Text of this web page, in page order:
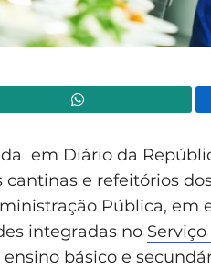
em Diário da
e refeitórios
Pública, em
integradas no
básico e